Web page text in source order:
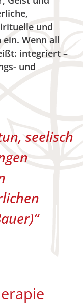
und
ein. Wenn all
integriert –
und
seelisch